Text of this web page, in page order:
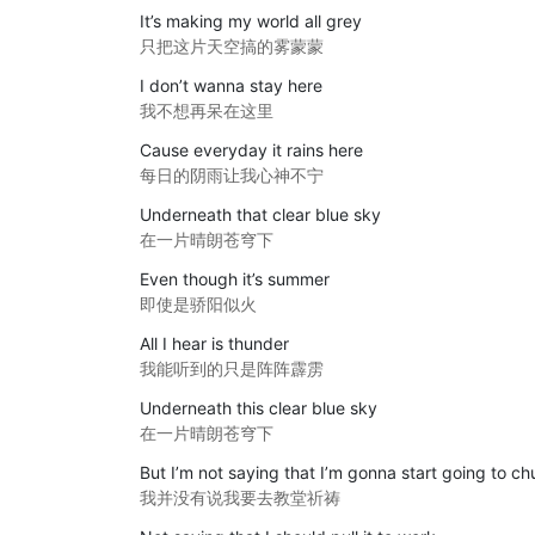
It’s making my world all grey
只把这片天空搞的雾蒙蒙
I don’t wanna stay here
我不想再呆在这里
Cause everyday it rains here
每日的阴雨让我心神不宁
Underneath that clear blue sky
在一片晴朗苍穹下
Even though it’s summer
即使是骄阳似火
All I hear is thunder
我能听到的只是阵阵霹雳
Underneath this clear blue sky
在一片晴朗苍穹下
But I’m not saying that I’m gonna start going to
我并没有说我要去教堂祈祷